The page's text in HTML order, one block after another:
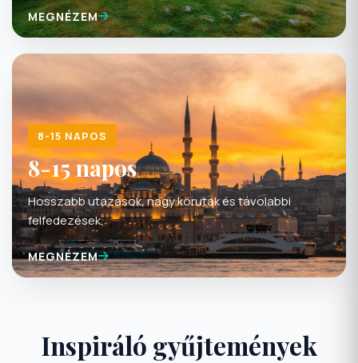
MEGNÉZEM
8-15 NAPOS
8-15 napos
Hosszabb utazások, nagy körutak és távolabbi
felfedezések.
MEGNÉZEM
Inspiráló gyűjtemények